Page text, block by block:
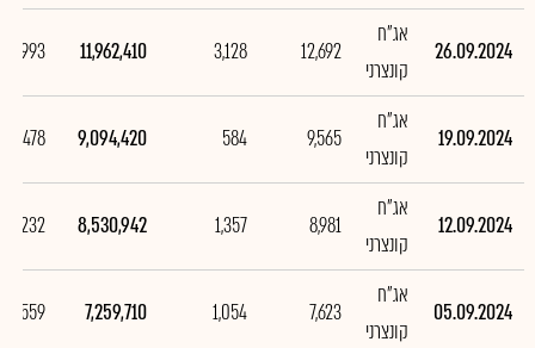
26.09.2024
אג"ח
קונצרני
12,692
3,128
11,962,410
19.09.2024
אג"ח
קונצרני
9,565
584
9,094,420
12.09.2024
אג"ח
קונצרני
8,981
1,357
8,530,942
05.09.2024
אג"ח
קונצרני
7,623
1,054
7,259,710